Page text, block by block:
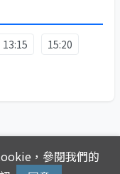
13:15
15:20
，參閱我們的